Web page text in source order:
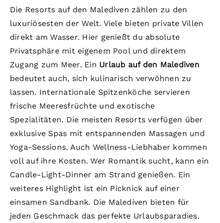
Die Resorts auf den Malediven zählen zu den
luxuriösesten der Welt. Viele bieten private Villen
direkt am Wasser. Hier genießt du absolute
Privatsphäre mit eigenem Pool und direktem
Zugang zum Meer. Ein Urlaub auf den Malediven
bedeutet auch, sich kulinarisch verwöhnen zu
lassen. Internationale Spitzenköche servieren
frische Meeresfrüchte und exotische
Spezialitäten. Die meisten Resorts verfügen über
exklusive Spas mit entspannenden Massagen und
Yoga-Sessions. Auch Wellness-Liebhaber kommen
voll auf ihre Kosten. Wer Romantik sucht, kann ein
Candle-Light-Dinner am Strand genießen. Ein
weiteres Highlight ist ein Picknick auf einer
einsamen Sandbank. Die Malediven bieten für
jeden Geschmack das perfekte Urlaubsparadies.